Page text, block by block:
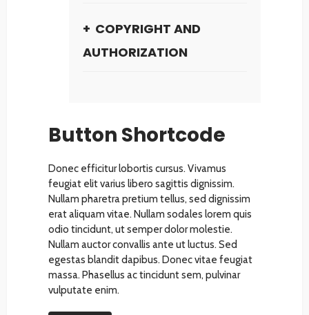
COPYRIGHT AND
AUTHORIZATION
Button Shortcode
Donec efficitur lobortis cursus. Vivamus
feugiat elit varius libero sagittis dignissim.
Nullam pharetra pretium tellus, sed dignissim
erat aliquam vitae. Nullam sodales lorem quis
odio tincidunt, ut semper dolor molestie.
Nullam auctor convallis ante ut luctus. Sed
egestas blandit dapibus. Donec vitae feugiat
massa. Phasellus ac tincidunt sem, pulvinar
vulputate enim.